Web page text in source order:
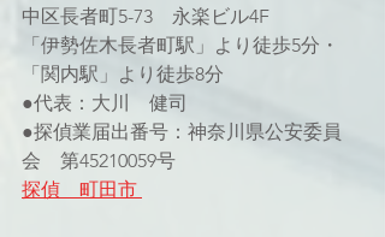
中区長者町5-73　永楽ビル4F
「伊勢佐木長者町駅」より徒歩5分・
「関内駅」より徒歩8分
●代表：大川　健司
●探偵業届出番号：神奈川県公安委員
会　第45210059号
探偵　町田市